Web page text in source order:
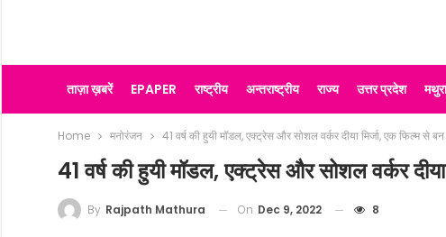
ताज़ा ख़बरें EPAPER राष्ट्रीय अन्तराष्ट्रीय राज्य उत्तर प्रदेश मथुरा
Home मनोरंजन 41 वर्ष की हुयी मॉडल, एक्ट्रेस और सोशल वर्कर दीया मिर्जा, एक फिल्म से
41 वर्ष की हुयी मॉडल, एक्ट्रेस और सोशल वर्कर
By Rajpath Mathura On Dec 9, 2022 8